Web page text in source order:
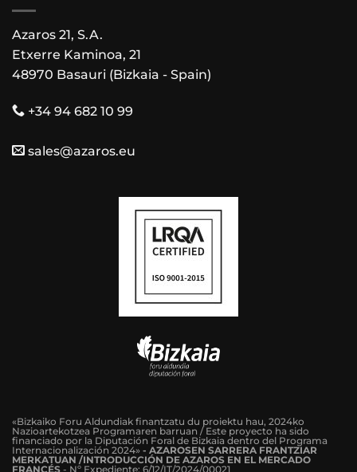
Azaros 21, S.A.
Etxerre Kaminoa, 21
48970 Basauri (Bizkaia - Spain)
+34 94 682 10 99
sales@azaros.eu
«Bizkaiko Foru Aldundiak finantzatu du proiektu hau, 2024ko
Nazioartekotzea Programaren barruan / Este proyecto ha sido
financiado por la Diputación Foral de Bizkaia dentro del Programa
Internacionalización 2024» - AZAROSEN SARRERA FRANTZIAR
MERKATUAN /INTRODUCCIÓN DE AZAROS EN EL MERCADO
FRANCÉS - Nº Expediente: 6/12/IT/2024/00021